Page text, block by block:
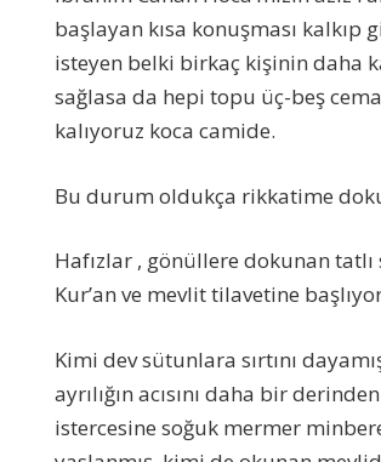
başlayan kısa konuşması kalkıp
isteyen belki birkaç kişinin daha
sağlasa da hepi topu üç-beş
kalıyoruz koca camide.
Bu durum oldukça rikkatime
Hafızlar , gönüllere dokunan tatlı
Kur’an ve mevlit tilavetine
Kimi dev sütunlara sırtını
ayrılığın acısını daha bir
istercesine soğuk mermer